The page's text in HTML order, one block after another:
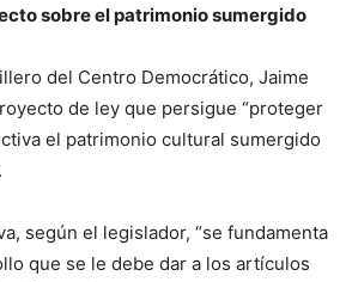
sobre el patrimonio sumergido
del Centro Democrático, Jaime
de ley que persigue “proteger
el patrimonio cultural sumergido
según el legislador, “se fundamenta
que se le debe dar a los artículos